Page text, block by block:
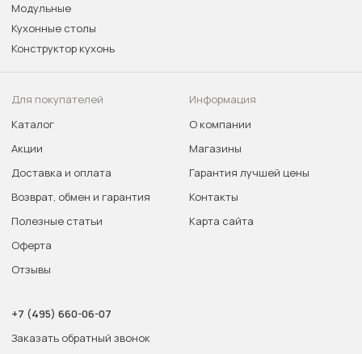
Модульные
Кухонные столы
Конструктор кухонь
Для покупателей
Каталог
Акции
Доставка и оплата
Возврат, обмен и гарантия
Полезные статьи
Оферта
Отзывы
Информация
О компании
Магазины
Гарантия лучшей цены
Контакты
Карта сайта
+7 (495) 660-06-07
Заказать обратный звонок